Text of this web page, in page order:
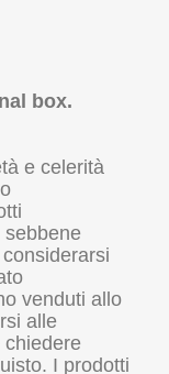
box.
e celerità
sebbene
venduti allo
alle
chiedere
I prodotti